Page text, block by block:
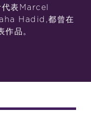
表Marcel
Hadid,都曾在
作品。